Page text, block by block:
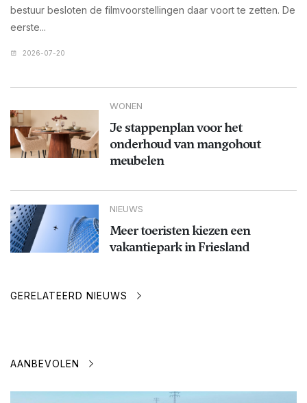
bestuur besloten de filmvoorstellingen daar voort te zetten. De
eerste...
2026-07-20
WONEN
Je stappenplan voor het
onderhoud van mangohout
meubelen
NIEUWS
Meer toeristen kiezen een
vakantiepark in Friesland
GERELATEERD NIEUWS
AANBEVOLEN